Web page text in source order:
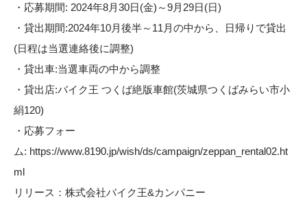
・応募期間: 2024年8月30日(金)～9月29日(日)
・貸出期間:2024年10月後半～11月の中から、日帰りで貸出
(日程は当選連絡後に調整)
・貸出車:当選車両の中から調整
・貸出店:バイク王 つくば絶版車館(茨城県つくばみらい市小
絹120)
・応募フォー
ム: https://www.8190.jp/wish/ds/campaign/zeppan_rental02.ht
ml
リリース： 株式会社バイク王&カンパニー